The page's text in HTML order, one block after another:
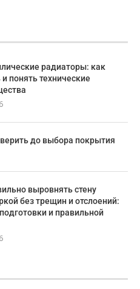
радиаторы: как
понять технические
до выбора покрытия
выровнять стену
без трещин и отслоений:
и правильной